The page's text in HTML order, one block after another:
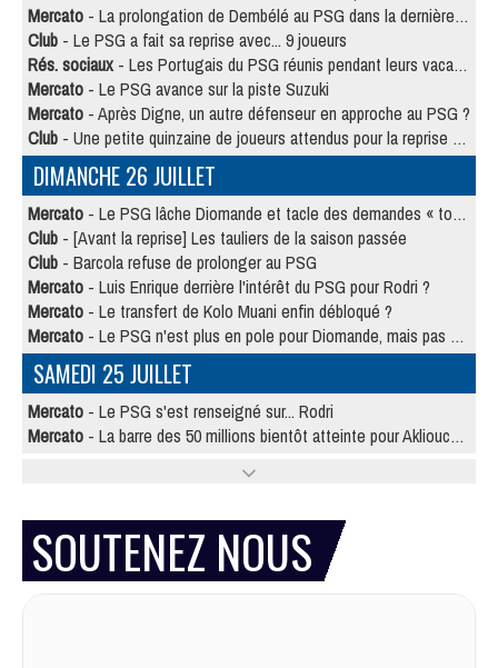
Mercato - La prolongation de Dembélé au PSG dans la dernière ligne droite
Club - Le PSG a fait sa reprise avec... 9 joueurs
Rés. sociaux - Les Portugais du PSG réunis pendant leurs vacances
Mercato - Le PSG avance sur la piste Suzuki
Mercato - Après Digne, un autre défenseur en approche au PSG ?
Club - Une petite quinzaine de joueurs attendus pour la reprise de l'entraînement du PSG
DIMANCHE 26 JUILLET
Mercato - Le PSG lâche Diomande et tacle des demandes « totalement disproportionnés »
Club - [Avant la reprise] Les tauliers de la saison passée
Club - Barcola refuse de prolonger au PSG
Mercato - Luis Enrique derrière l'intérêt du PSG pour Rodri ?
Mercato - Le transfert de Kolo Muani enfin débloqué ?
Mercato - Le PSG n'est plus en pole pour Diomande, mais pas hors-jeu
SAMEDI 25 JUILLET
Mercato - Le PSG s'est renseigné sur... Rodri
Mercato - La barre des 50 millions bientôt atteinte pour Akliouche ?
SOUTENEZ NOUS